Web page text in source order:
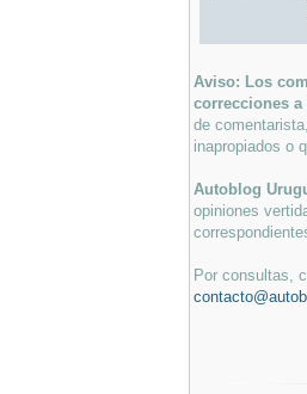
Aviso: Los
correcciones
de
inapropiados o
Autoblog
opiniones
Por consultas,